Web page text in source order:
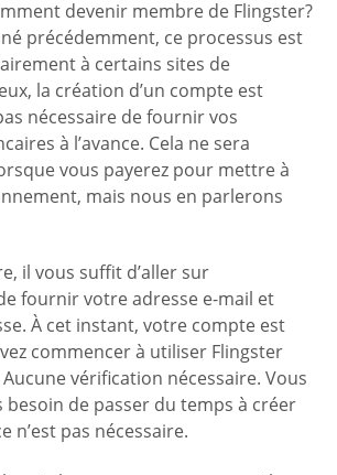
devenir membre de Flingster?
précédemment, ce processus est
à certains sites de
la création d’un compte est
nécessaire de fournir vos
à l’avance. Cela ne sera
vous payerez pour mettre à
mais nous en parlerons
il vous suffit d’aller sur
fournir votre adresse e-mail et
À cet instant, votre compte est
commencer à utiliser Flingster
vérification nécessaire. Vous
besoin de passer du temps à créer
n’est pas nécessaire.